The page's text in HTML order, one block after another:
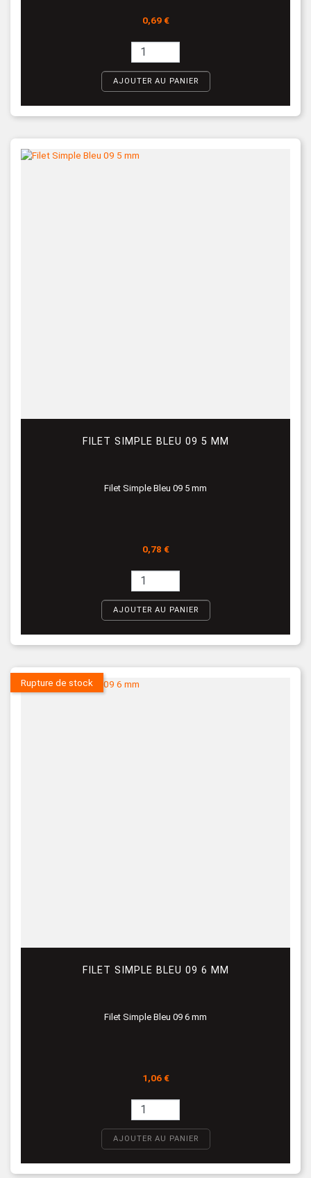
Prix
0,69 €
AJOUTER AU PANIER
FILET SIMPLE BLEU 09 5 MM
Filet Simple Bleu 09 5 mm
Prix
0,78 €
AJOUTER AU PANIER
FILET SIMPLE BLEU 09 6 MM
Filet Simple Bleu 09 6 mm
Prix
1,06 €
AJOUTER AU PANIER
Rupture de stock